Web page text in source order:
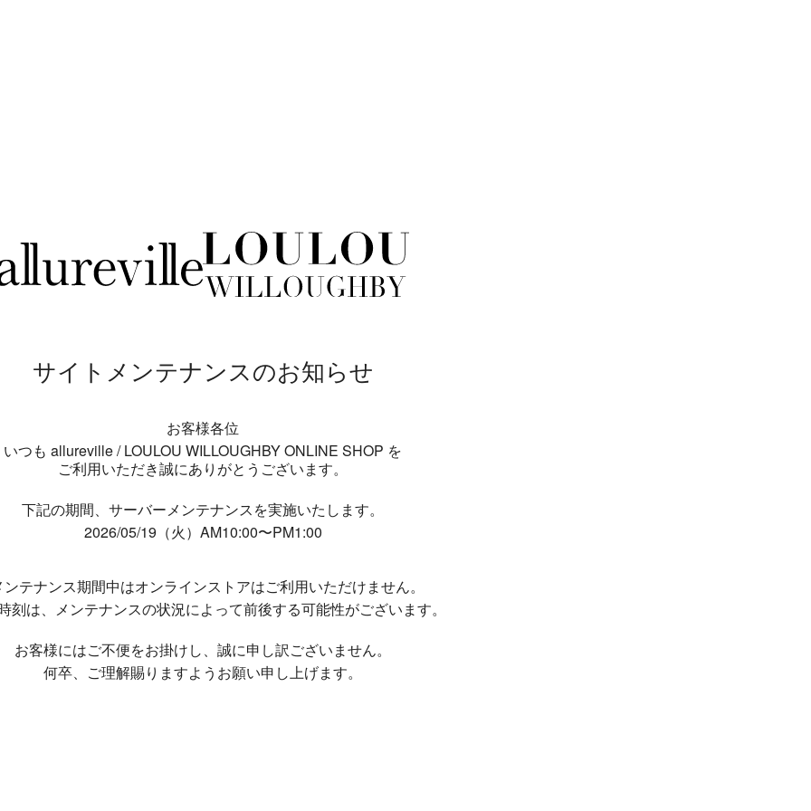
サイトメンテナンスのお知らせ
お客様各位
いつも allureville / LOULOU WILLOUGHBY ONLINE SHOP を
ご利用いただき誠にありがとうございます。
下記の期間、サーバーメンテナンスを実施いたします。
2026/05/19（火）AM10:00〜PM1:00
ンテナンス期間中はオンラインストアはご利用いただけません。
刻は、メンテナンスの状況によって前後する可能性がございます。
お客様にはご不便をお掛けし、 誠に申し訳ございません。
何卒、ご理解賜りますようお願い申し上げます。